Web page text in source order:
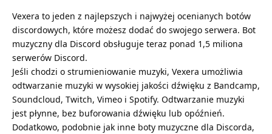
Vexera to jeden z najlepszych i najwyżej ocenianych botów
discordowych, które możesz dodać do swojego serwera. Bot
muzyczny dla Discord obsługuje teraz ponad 1,5 miliona
serwerów Discord.
Jeśli chodzi o strumieniowanie muzyki, Vexera umożliwia
odtwarzanie muzyki w wysokiej jakości dźwięku z Bandcamp,
Soundcloud, Twitch, Vimeo i Spotify. Odtwarzanie muzyki
jest płynne, bez buforowania dźwięku lub opóźnień.
Dodatkowo, podobnie jak inne boty muzyczne dla Discorda,